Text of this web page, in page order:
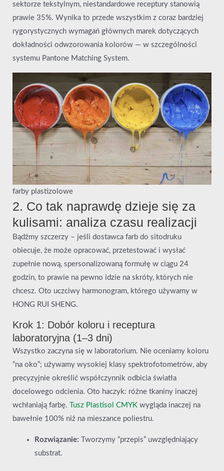
sektorze tekstylnym, niestandardowe receptury stanowią
prawie 35%. Wynika to przede wszystkim z coraz bardziej
rygorystycznych wymagań głównych marek dotyczących
dokładności odwzorowania kolorów — w szczególności
systemu Pantone Matching System.
farby plastizolowe
2. Co tak naprawdę dzieje się za
kulisami: analiza czasu realizacji
Bądźmy szczerzy – jeśli dostawca farb do sitodruku
obiecuje, że może opracować, przetestować i wysłać
zupełnie nową, spersonalizowaną formułę w ciągu 24
godzin, to prawie na pewno idzie na skróty, których nie
chcesz. Oto uczciwy harmonogram, którego używamy w
HONG RUI SHENG.
Krok 1: Dobór koloru i receptura
laboratoryjna (1–3 dni)
Wszystko zaczyna się w laboratorium. Nie oceniamy koloru
“na oko”; używamy wysokiej klasy spektrofotometrów, aby
precyzyjnie określić współczynnik odbicia światła
docelowego odcienia. Oto haczyk: różne tkaniny inaczej
wchłaniają farbę.
Tusz Plastisol CMYK wygląda inaczej na
bawełnie 100% niż na mieszance poliestru.
Rozwiązanie: Tworzymy “przepis” uwzględniający
substrat.